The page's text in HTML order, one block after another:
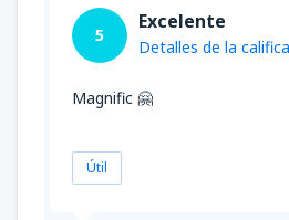
5
Excelente
Detalles de la
Magnific 🤗
Útil